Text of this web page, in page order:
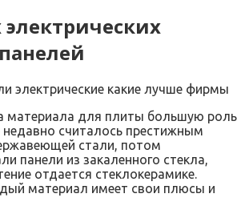
материала для плиты большую роль
считалось престижным
стали, потом
панели из закаленного стекла,
отдается стеклокерамике.
материал имеет свои плюсы и